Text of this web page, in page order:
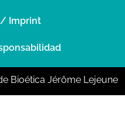
/ Imprint
Bioética Jérôme Lejeune